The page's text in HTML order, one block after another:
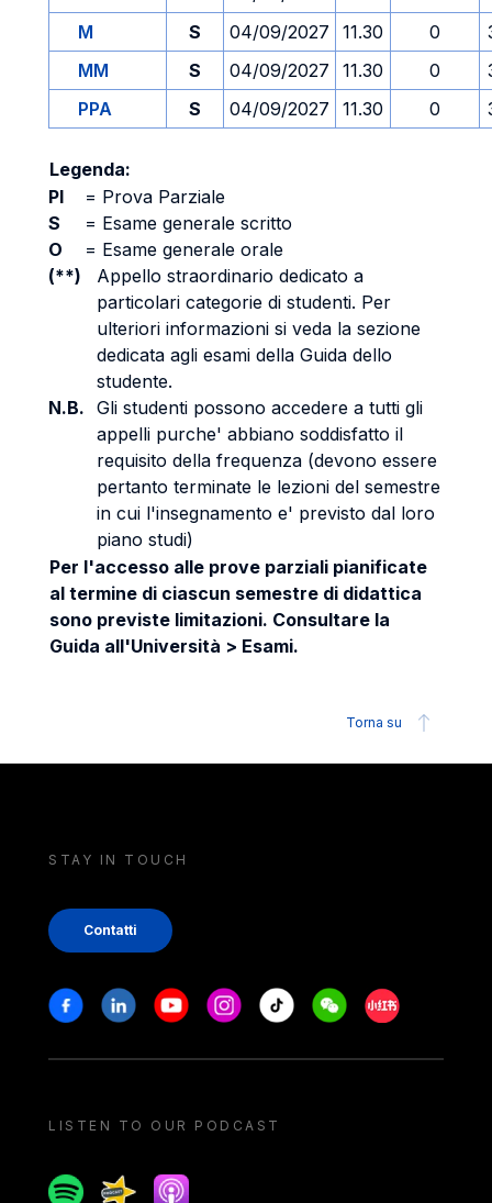
M
S 04/09/2027 11.30 0
MM
S 04/09/2027 11.30 0
PPA
S 04/09/2027 11.30 0
Legenda:
PI
= Prova Parziale
S
= Esame generale scritto
O
= Esame generale orale
(**)
Appello straordinario dedicato a
particolari categorie di studenti. Per
ulteriori informazioni si veda la sezione
dedicata agli esami della Guida dello
studente.
N.B. Gli studenti possono accedere a tutti gli
appelli purche' abbiano soddisfatto il
requisito della frequenza (devono essere
pertanto terminate le lezioni del semestre
in cui l'insegnamento e' previsto dal loro
piano studi)
Per l'accesso alle prove parziali pianificate
al termine di ciascun semestre di didattica
sono previste limitazioni. Consultare la
Guida all'Università > Esami.
Torna su
STAY IN TOUCH
Contatti
Stay in touch
FacebookLinkedinYoutubeInstagram
Tiktok WeechatXiaohongshu/
LISTEN TO OUR PODCAST
SpotifySpreakerApple podcast